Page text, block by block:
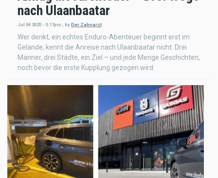
nach Ulaanbaatar
Jul 04 2025 - 3:17pm , by Der Zahnarzt
Wer denkt, ein echtes Enduro-Abenteuer beginnt erst im
Gelände, kennt die Anreise nach Ulaanbaatar nicht. Drei
Männer, drei Städte, ein Ziel – und jede Menge Geschichten,
noch bevor die erste Kupplung gezogen wird.